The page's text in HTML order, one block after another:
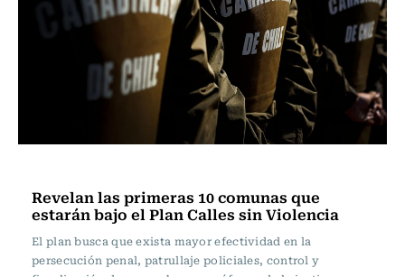
Revelan las primeras 10 comunas que
estarán bajo el Plan Calles sin Violencia
El plan busca que exista mayor efectividad en la
persecución penal, patrullaje policiales, control y